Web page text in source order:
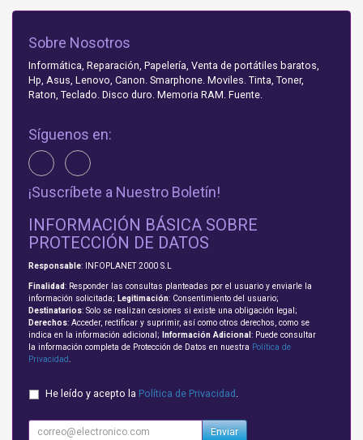
Sobre Nosotros
Informática, Reparación, Papelería, Venta de portátiles baratos,
Hp, Asus, Lenovo, Canon. Smarphone. Moviles. Tinta, Toner,
Raton, Teclado. Disco duro. Memoria RAM. Fuente.
Síguenos en:
¡Suscríbete a Nuestro Boletín!
INFORMACIÓN BÁSICA SOBRE
PROTECCIÓN DE DATOS
Responsable: INFOPLANET 2000 S.L
Finalidad: Responder las consultas planteadas por el usuario y enviarle la
información solicitada; Legitimación: Consentimiento del usuario;
Destinatarios: Solo se realizan cesiones si existe una obligación legal;
Derechos: Acceder, rectificar y suprimir, así como otros derechos, como se
indica en la información adicional;
Información Adicional : Puede consultar
la información completa de Protección de Datos en nuestra Política de
Privacidad
He leído y acepto la Política de Privacidad .
Enviar